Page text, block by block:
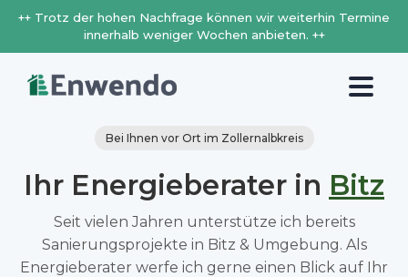
++ Trotz der hohen Nachfrage können wir weiterhin Termine
innerhalb weniger Wochen anbieten. ++
Bei Ihnen vor Ort im Zollernalbkreis
Ihr Energieberater in Bitz
Seit vielen Jahren unterstütze ich bereits
Sanierungsprojekte in Bitz & Umgebung. Als
Energieberater werfe ich gerne einen Blick auf Ihr